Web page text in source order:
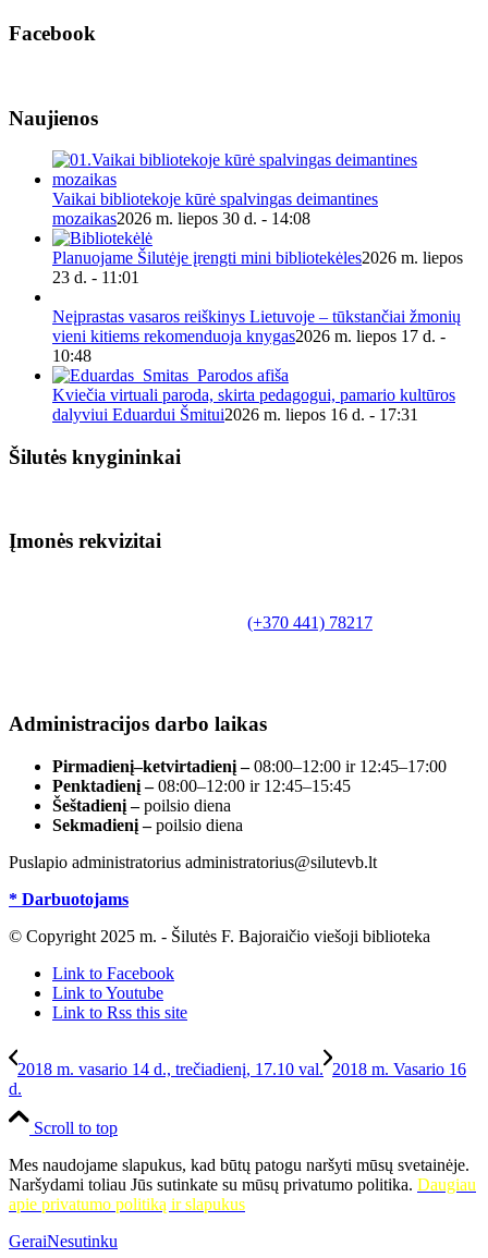
Facebook
Naujienos
Vaikai bibliotekoje kūrė spalvingas deimantines
mozaikas2026 m. liepos 30 d. - 14:08
Planuojame Šilutėje įrengti mini bibliotekėles2026 m. liepos
23 d. - 11:01
Neįprastas vasaros reiškinys Lietuvoje – tūkstančiai žmonių
vieni kitiems rekomenduoja knygas2026 m. liepos 17 d. -
10:48
Kviečia virtuali paroda, skirta pedagogui, pamario kultūros
dalyviui Eduardui Šmitui2026 m. liepos 16 d. - 17:31
Šilutės knygininkai
Įmonės rekvizitai
(+370 441) 78217
Administracijos darbo laikas
Pirmadienį–ketvirtadienį –08:00–12:00 ir 12:45–17:00
Penktadienį –08:00–12:00 ir 12:45–15:45
Šeštadienį –poilsio diena
Sekmadienį –poilsio diena
Puslapio administratorius administratorius@silutevb.lt
* Darbuotojams
© Copyright 2025 m. - Šilutės F. Bajoraičio viešoji biblioteka
Link to Facebook
Link to Youtube
Link to Rss this site
2018 m. vasario 14 d., trečiadienį, 17.10 val. 2018 m. Vasario 16
d.
Scroll to top
Mes naudojame slapukus, kad būtų patogu naršyti mūsų svetainėje.
Naršydami toliau Jūs sutinkate su mūsų privatumo politika. Daugiau
apie privatumo politiką ir slapukus
GeraiNesutinku